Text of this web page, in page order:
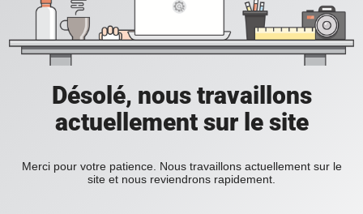
Désolé, nous travaillons
actuellement sur le site
Merci pour votre patience. Nous travaillons actuellement sur le
site et nous reviendrons rapidement.